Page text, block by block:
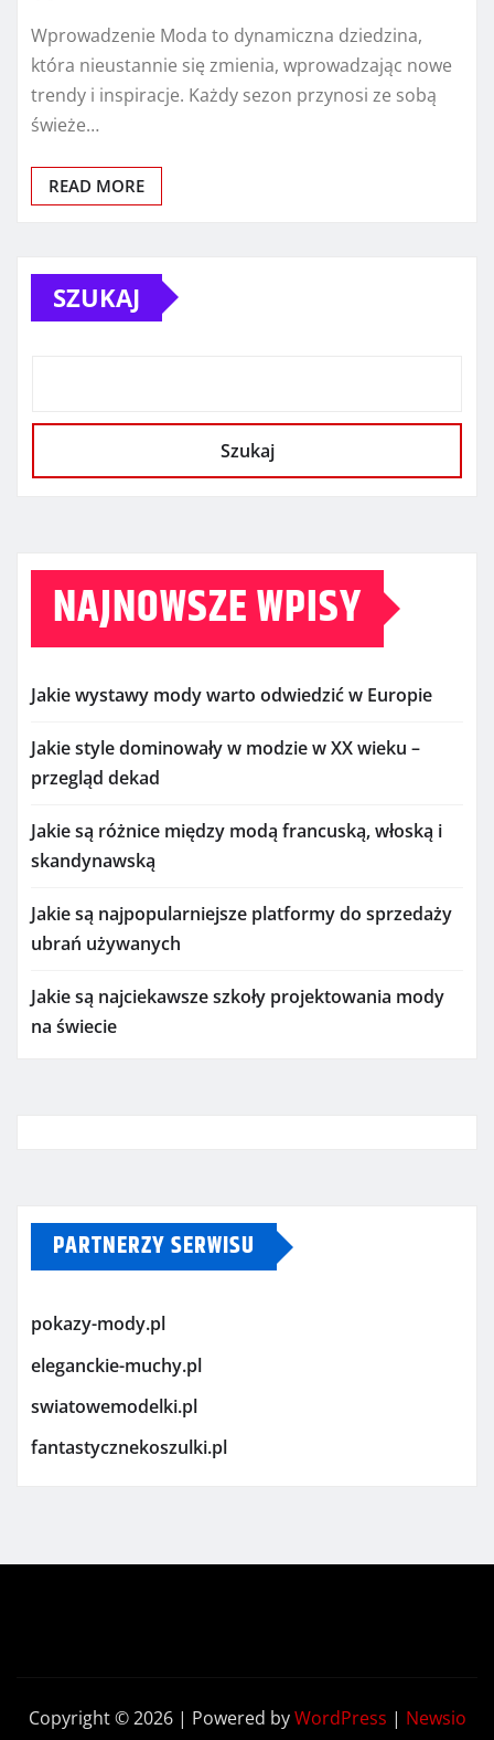
Wprowadzenie Moda to dynamiczna dziedzina,
która nieustannie się zmienia, wprowadzając nowe
trendy i inspiracje. Każdy sezon przynosi ze sobą
świeże…
READ MORE
SZUKAJ
Szukaj
NAJNOWSZE WPISY
Jakie wystawy mody warto odwiedzić w Europie
Jakie style dominowały w modzie w XX wieku –
przegląd dekad
Jakie są różnice między modą francuską, włoską i
skandynawską
Jakie są najpopularniejsze platformy do sprzedaży
ubrań używanych
Jakie są najciekawsze szkoły projektowania mody
na świecie
PARTNERZY SERWISU
pokazy-mody.pl
eleganckie-muchy.pl
swiatowemodelki.pl
fantastycznekoszulki.pl
Copyright © 2026 | Powered byWordPress | Newsio